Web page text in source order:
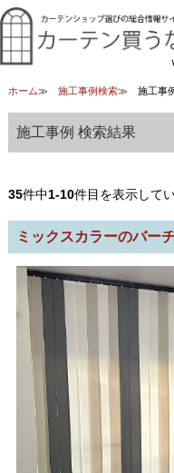
ホーム 施工事例検索 施工事
施工事例 検索結果
35件中1-10件目を表示してい
ミックスカラーのバー